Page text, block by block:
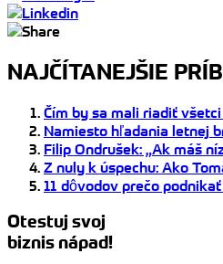
NAJČÍTANEJŠIE
Čím by sa mali riadiť
Namiesto hľadania letnej
Filip Ondrušek: „Ak máš
Z nuly k úspechu: Ako
11 dôvodov prečo
Otestuj svoj
biznis nápad!